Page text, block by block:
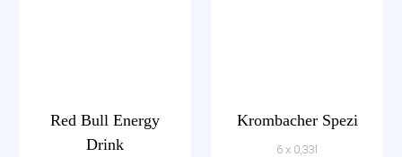
Red Bull Energy
Drink
Krombacher Spezi
6 x 0,33l